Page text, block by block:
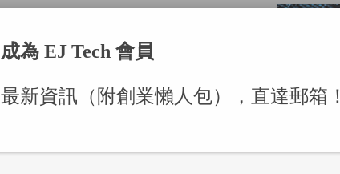
成為 EJ Tech 會員
最新資訊（附創業懶人包），直達郵箱！